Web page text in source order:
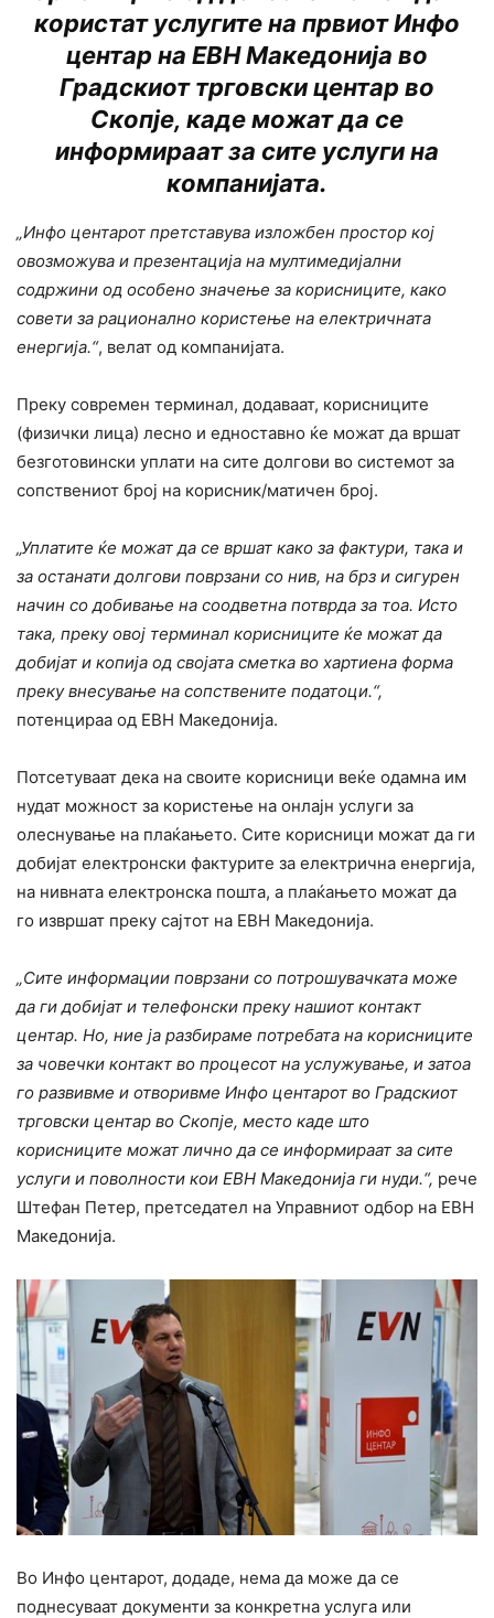
користат услугите на првиот Инфо
центар на ЕВН Македонија во
Градскиот трговски центар во
Скопје, каде можат да се
информираат за сите услуги на
компанијата.
„Инфо центарот претставува изложбен простор кој
овозможува и презентација на мултимедијални
содржини од особено значење за корисниците, како
совети за рационално користење на електричната
енергија.“, велат од компанијата.
Преку современ терминал, додаваат, корисниците
(физички лица) лесно и едноставно ќе можат да вршат
безготовински уплати на сите долгови во системот за
сопствениот број на корисник/матичен број.
„Уплатите ќе можат да се вршат како за фактури, така и
за останати долгови поврзани со нив, на брз и сигурен
начин со добивање на соодветна потврда за тоа. Исто
така, преку овој терминал корисниците ќе можат да
добијат и копија од својата сметка во хартиена форма
преку внесување на сопствените податоци.“,
потенцираа од ЕВН Македонија.
Потсетуваат дека на своите корисници веќе одамна им
нудат можност за користење на онлајн услуги за
олеснување на плаќањето. Сите корисници можат да ги
добијат електронски фактурите за електрична енергија,
на нивната електронска пошта, а плаќањето можат да
го извршат преку сајтот на ЕВН Македонија.
„Сите информации поврзани со потрошувачката може
да ги добијат и телефонски преку нашиот контакт
центар. Но, ние ја разбираме потребата на корисниците
за човечки контакт во процесот на услужување, и затоа
го развивме и отворивме Инфо центарот во Градскиот
трговски центар во Скопје, место каде што
корисниците можат лично да се информираат за сите
услуги и поволности кои ЕВН Македонија ги нуди.“, рече
Штефан Петер, претседател на Управниот одбор на ЕВН
Македонија.
Во Инфо центарот, додаде, нема да може да се
поднесуваат документи за конкретна услуга или